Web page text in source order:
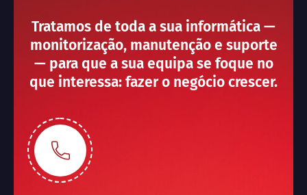
Tratamos de toda a sua informática —
monitorização, manutenção e suporte
— para que a sua equipa se foque no
que interessa: fazer o negócio crescer.